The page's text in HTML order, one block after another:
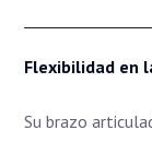
Flexibilidad en
Su brazo